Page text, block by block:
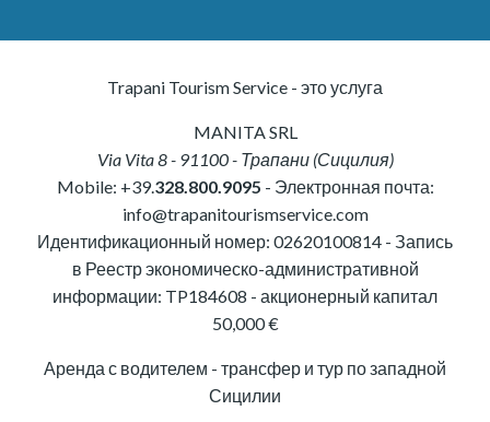
Trapani Tourism Service - это услуга
MANITA SRL
Via Vita 8- 91100- Трапани(Сицилия)
Mobile: +39.328.800.9095 - Электронная почта:
info@trapanitourismservice.com
Идентификационный номер: 02620100814 - Запись
в Реестр экономическо-административной
информации: TP184608 - акционерный капитал
50,000 €
Аренда с водителем - трансфер и тур по западной
Сицилии